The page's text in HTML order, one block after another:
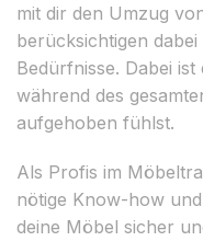
mit dir den Umzug
berücksichtigen
Bedürfnisse. Dabei
während des
aufgehoben fühlst.
Als Profis im
nötige Know-how
deine Möbel sicher